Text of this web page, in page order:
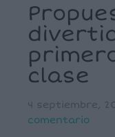
clase
4 septiembre,
comentario